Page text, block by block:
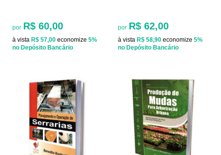
por R$ 60,00
à vista R$ 57,00 economize 5%
no Depósito Bancário
por R$ 62,00
à vista R$ 58,90 economize 5%
no Depósito Bancário